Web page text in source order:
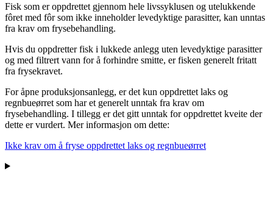
Fisk som er oppdrettet gjennom hele livssyklusen og utelukkende
fôret med fôr som ikke inneholder levedyktige parasitter, kan unntas
fra krav om frysebehandling.
Hvis du oppdretter fisk i lukkede anlegg uten levedyktige parasitter
og med filtrert vann for å forhindre smitte, er fisken generelt fritatt
fra frysekravet.
For åpne produksjonsanlegg, er det kun oppdrettet laks og
regnbueørret som har et generelt unntak fra krav om
frysebehandling. I tillegg er det gitt unntak for oppdrettet kveite der
dette er vurdert. Mer informasjon om dette:
Ikke krav om å fryse oppdrettet laks og regnbueørret